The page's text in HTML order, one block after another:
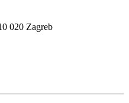
020 Zagreb